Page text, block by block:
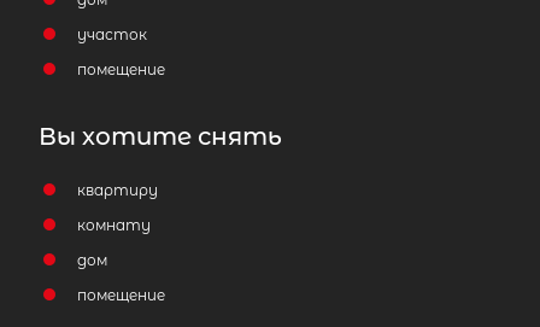
участок
помещение
Вы хотите снять
квартиру
комнату
дом
помещение